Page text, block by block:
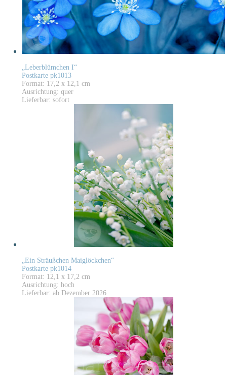
„Leberblümchen I“
Postkarte pk1013
Format: 17,2 x 12,1 cm
Ausrichtung: quer
Lieferbar: sofort
„Ein Sträußchen Maiglöckchen“
Postkarte pk1014
Format: 12,1 x 17,2 cm
Ausrichtung: hoch
Lieferbar: ab Dezember 2026